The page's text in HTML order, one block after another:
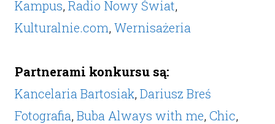
Kampus, Radio Nowy Świat,
Kulturalnie.com, Wernisażeria
Partnerami konkursu są:
Kancelaria Bartosiak, Dariusz Breś
Fotografia, Buba Always with me, Chic,